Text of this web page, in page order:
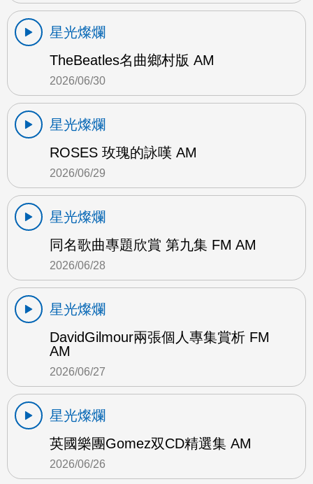
星光燦爛
TheBeatles名曲鄉村版 AM
2026/06/30
星光燦爛
ROSES 玫瑰的詠嘆 AM
2026/06/29
星光燦爛
同名歌曲專題欣賞 第九集 FM AM
2026/06/28
星光燦爛
DavidGilmour兩張個人專集賞析 FM
AM
2026/06/27
星光燦爛
英國樂團Gomez双CD精選集 AM
2026/06/26